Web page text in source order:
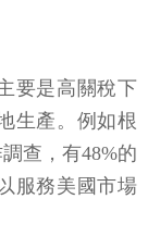
要是高關稅下
生產。例如根
查，有48%的
服務美國市場